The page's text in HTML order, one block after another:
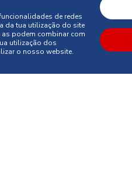
de redes
da tua utilização do site
podem combinar com
utilização dos
o nosso website.